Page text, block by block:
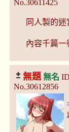
No.30611425
同人製的迷
內容千篇一
無題無名
No.30612856